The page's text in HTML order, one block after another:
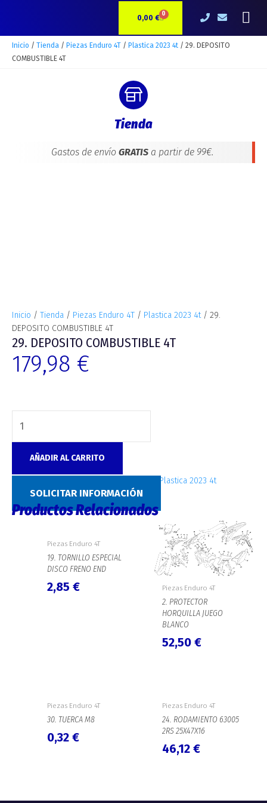
0,00 € 0CARRITO
Inicio / Tienda / Piezas Enduro 4T / Plastica 2023 4t / 29. DEPOSITO
COMBUSTIBLE 4T
Tienda
Gastos de envío GRATISa partir de 99€.
Inicio / Tienda / Piezas Enduro 4T / Plastica 2023 4t/ 29.
DEPOSITO COMBUSTIBLE 4T
29. DEPOSITO COMBUSTIBLE 4T
179,98 €
4T
cantidad
AÑADIR AL CARRITO
Plastica 2023 4t
SOLICITAR INFORMACIÓN
Productos Relacionados
Piezas Enduro 4T
19. TORNILLO ESPECIAL
DISCO FRENO END
2,85 € Piezas Enduro 4T
2. PROTECTOR
HORQUILLA JUEGO
BLANCO
52,50 €
Piezas Enduro 4T
30. TUERCA M8
0,32 €
Piezas Enduro 4T
24. RODAMIENTO 63005
2RS 25X47X16
46,12 €